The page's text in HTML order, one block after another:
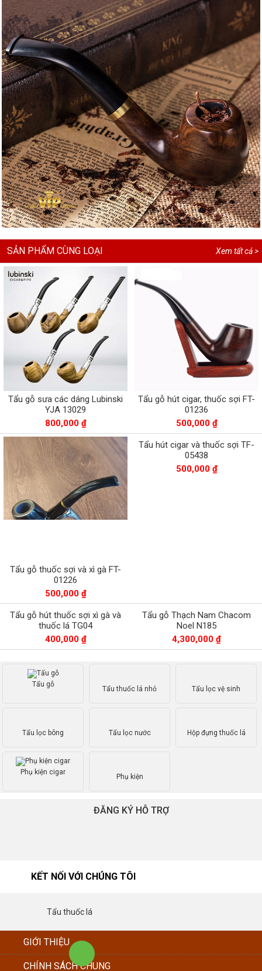
Xem tất cả >
SẢN PHẨM CÙNG LOẠI
Tẩu gỗ sưa các dáng Lubinski
YJA 13029
800,000 ₫
Tẩu gỗ hút cigar, thuốc sợi FT-
01236
500,000 ₫
Tẩu gỗ thuốc sợi và xì gà FT-
01226
500,000 ₫
Tẩu hút cigar và thuốc sợi TF-
05438
500,000 ₫
Tẩu gỗ hút thuốc sợi xì gà và
thuốc lá TG04
400,000 ₫
Tẩu gỗ Thạch Nam Chacom
Noel N185
4,300,000 ₫
Tẩu gỗ
Tẩu thuốc lá nhỏ Tẩu lọc vệ sinh
Tẩu lọc bông Tẩu lọc nước Hộp đựng thuốc lá
Phụ kiện cigar
Phụ kiện
ĐĂNG KÝ HỖ TRỢ
KẾT NỐI VỚI CHÚNG TÔI
Tẩu thuốc lá
GIỚI THIỆU
CHÍNH SÁCH CHUNG